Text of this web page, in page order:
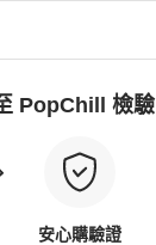
PopChill 檢驗
安心購驗證